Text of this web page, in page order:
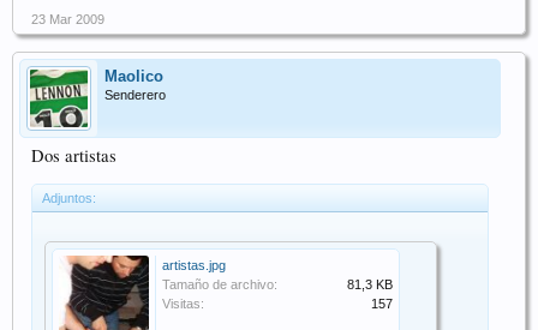
23 Mar 2009
Maolico
Senderero
Dos artistas
Adjuntos:
artistas.jpg
Tamaño de archivo:
81,3 KB
Visitas:
157